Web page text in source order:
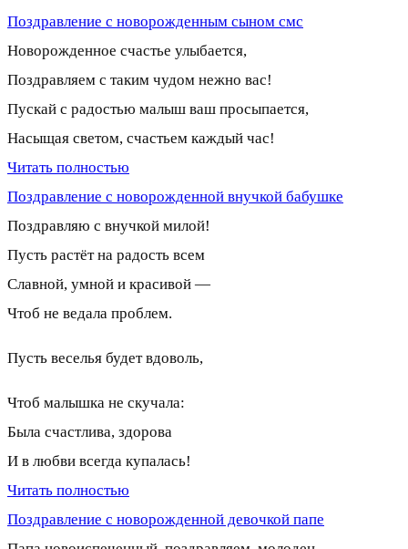
Поздравление с новорожденным сыном смс
Новорожденное счастье улыбается,
Поздравляем с таким чудом нежно вас!
Пускай с радостью малыш ваш просыпается,
Насыщая светом, счастьем каждый час!
Читать полностью
Поздравление с новорожденной внучкой бабушке
Поздравляю с внучкой милой!
Пусть растёт на радость всем
Славной, умной и красивой —
Чтоб не ведала проблем.
Пусть веселья будет вдоволь,
Чтоб малышка не скучала:
Была счастлива, здорова
И в любви всегда купалась!
Читать полностью
Поздравление с новорожденной девочкой папе